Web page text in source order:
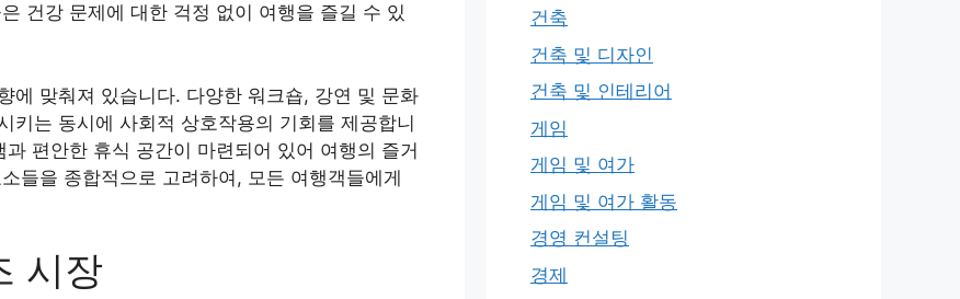
건강 문제에 대한 걱정 없이 여행을 즐길 수 있
에 맞춰져 있습니다. 다양한 워크숍, 강연 및 문화
키는 동시에 사회적 상호작용의 기회를 제공합니
편안한 휴식 공간이 마련되어 있어 여행의 즐거
들을 종합적으로 고려하여, 모든 여행객들에게
시장
건축
건축 및 디자인
건축 및 인테리어
게임
게임 및 여가
게임 및 여가 활동
경영 컨설팅
경제